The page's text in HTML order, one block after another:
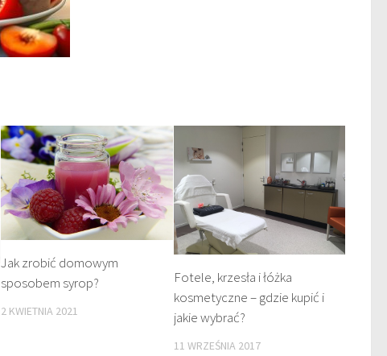
Jak zrobić domowym
sposobem syrop?
2 KWIETNIA 2021
Fotele, krzesła i łóżka
kosmetyczne – gdzie kupić i
jakie wybrać?
11 WRZEŚNIA 2017